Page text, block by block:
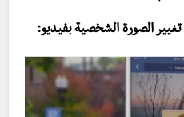
الصورة الشخصية بفيديو: